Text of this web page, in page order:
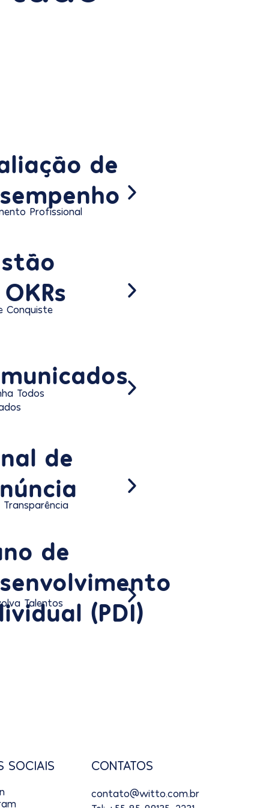
de
Profissional
Conquiste
Todos
de
de
(PDI)
Talentos
SOCIAIS CONTATOS
contato@witto.com.br